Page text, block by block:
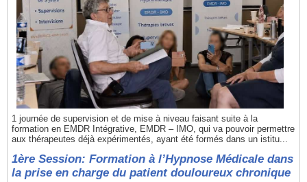
1 journée de supervision et de mise à niveau faisant suite à la
formation en EMDR Intégrative, EMDR – IMO, qui va pouvoir permettre
aux thérapeutes déjà expérimentés, ayant été formés dans un istitu...
1ère Session: Formation à l’Hypnose Médicale dans
la prise en charge du patient douloureux chronique